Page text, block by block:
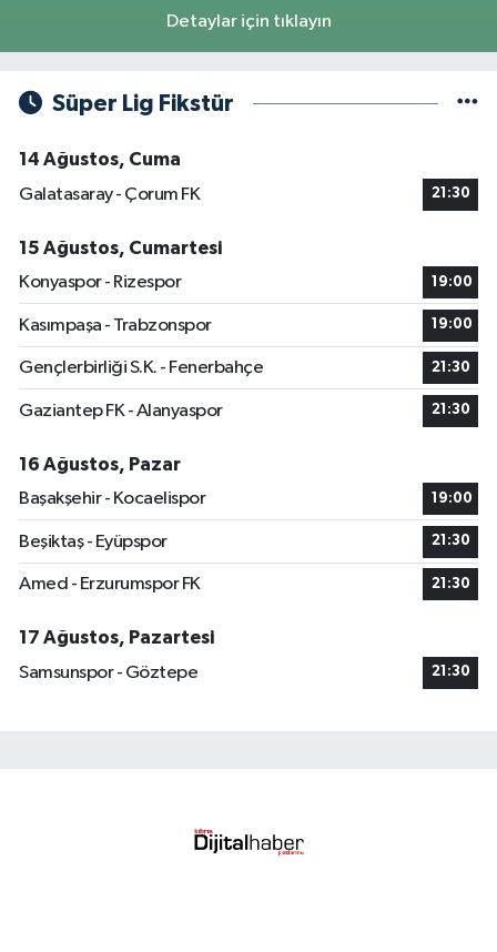
Detaylar için tıklayın
Süper Lig Fikstür
14 Ağustos, Cuma
Galatasaray - Çorum FK
21:30
15 Ağustos, Cumartesi
Konyaspor - Rizespor
19:00
Kasımpaşa - Trabzonspor 19:00
Gençlerbirliği S.K. - Fenerbahçe 21:30
Gaziantep FK - Alanyaspor 21:30
16 Ağustos, Pazar
Başakşehir - Kocaelispor
19:00
Beşiktaş - Eyüpspor 21:30
Amed - Erzurumspor FK 21:30
17 Ağustos, Pazartesi
Samsunspor - Göztepe
21:30